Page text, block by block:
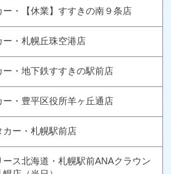
ー・【休業】すすきの南９条店
ー・札幌丘珠空港店
ー・地下鉄すすきの駅前店
ー・豊平区役所羊ヶ丘通店
カー・札幌駅前店
ース北海道・札幌駅前ANAクラウン